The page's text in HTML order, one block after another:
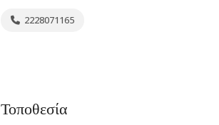
2228071165
Τοποθεσία